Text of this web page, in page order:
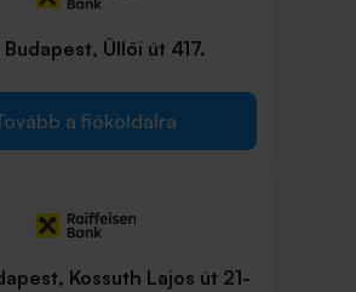
Budapest, Üllői út 417.
a fiókoldalra
Kossuth Lajos út 21-